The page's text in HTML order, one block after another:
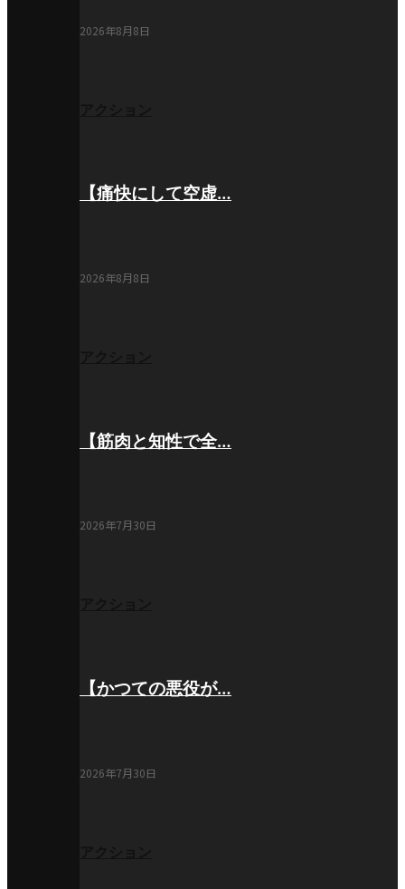
2026年8月8日
【痛快にして空虚…
2026年8月8日
【筋肉と知性で全…
2026年7月30日
【かつての悪役が…
2026年7月30日